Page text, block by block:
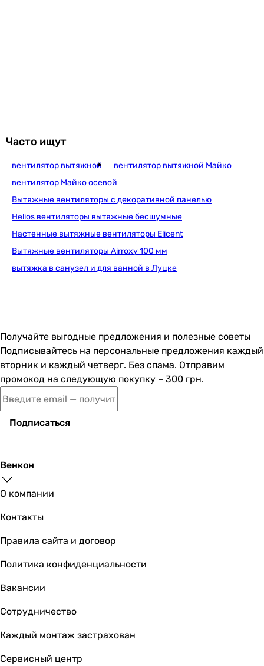
Часто ищут
вентилятор вытяжной
вентилятор вытяжной Майко
вентилятор Майко осевой
Вытяжные вентиляторы с декоративной панелью
Helios вентиляторы вытяжные бесшумные
Настенные вытяжные вентиляторы Elicent
Вытяжные вентиляторы Airroxy 100 мм
вытяжка в санузел и для ванной в Луцке
Получайте выгодные предложения и полезные советы
Подписывайтесь на персональные предложения каждый
вторник и каждый четверг. Без спама. Отправим
промокод на следующую покупку – 300 грн.
Подписаться
Венкон
О компании
Контакты
Правила сайта и договор
Политика конфиденциальности
Вакансии
Сотрудничество
Каждый монтаж застрахован
Сервисный центр